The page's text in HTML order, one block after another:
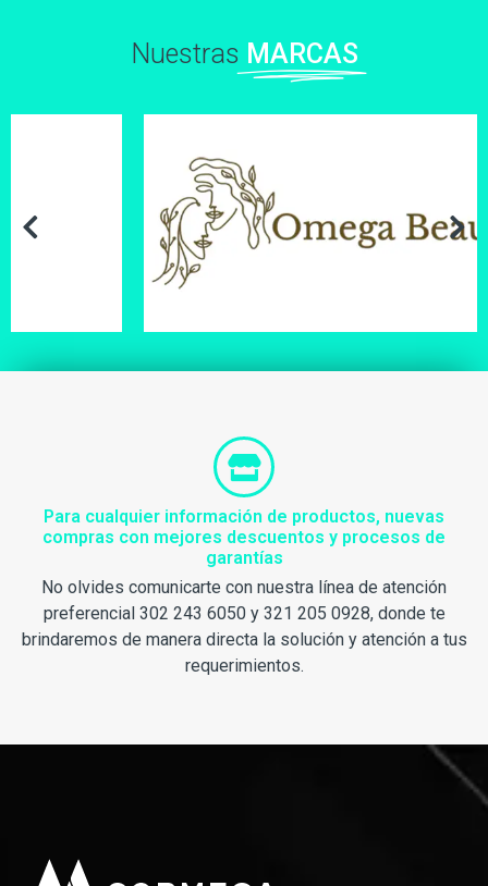
Nuestras MARCAS
Para cualquier información de productos, nuevas
compras con mejores descuentos y procesos de
garantías
No olvides comunicarte con nuestra línea de atención
preferencial 302 243 6050 y 321 205 0928, donde te
brindaremos de manera directa la solución y atención a tus
requerimientos.